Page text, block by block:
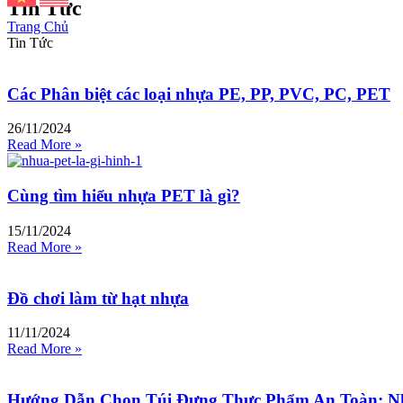
Tin Tức
Trang Chủ
Tin Tức
Các Phân biệt các loại nhựa PE, PP, PVC, PC, PET
26/11/2024
Read More »
Cùng tìm hiểu nhựa PET là gì?
15/11/2024
Read More »
Đồ chơi làm từ hạt nhựa
11/11/2024
Read More »